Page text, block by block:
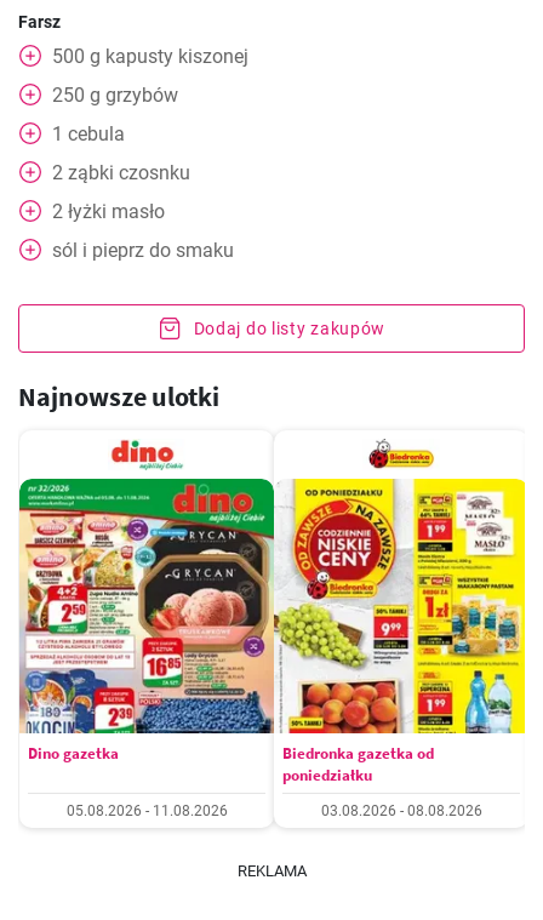
Farsz
500 g kapusty kiszonej
250 g grzybów
1 cebula
2 ząbki czosnku
2 łyżki masło
sól i pieprz do smaku
Dodaj do listy zakupów
Najnowsze ulotki
Dino gazetka
05.08.2026 - 11.08.2026
Biedronka gazetka od
poniedziałku
03.08.2026 - 08.08.2026
REKLAMA